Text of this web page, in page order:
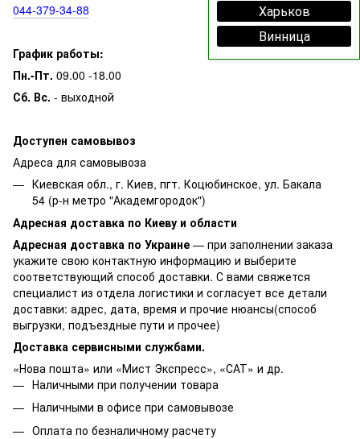
Харьков
Винница
044‑379‑34‑88
График работы:
Пн.-Пт. 09.00 -18.00
Сб. Вс. - выходной
Доступен самовывоз
Адреса для самовывоза
Киевская обл., г. Киев, пгт. Коцюбинское, ул. Бакала
54 (р-н метро "Академгородок")
Адресная доставка по Киеву и области
Адресная доставка по Украине — при заполнении заказа
укажите свою контактную информацию и выберите
соответствующий способ доставки. С вами свяжется
специалист из отдела логистики и согласует все детали
доставки: адрес, дата, время и прочие нюансы(способ
выгрузки, подъездные пути и прочее)
Доставка сервисными службами.
«Нова пошта» или «Мист Экспресс», «САТ» и др.
Наличными при получении товара
Наличными в офисе при самовывозе
Оплата по безналичному расчету